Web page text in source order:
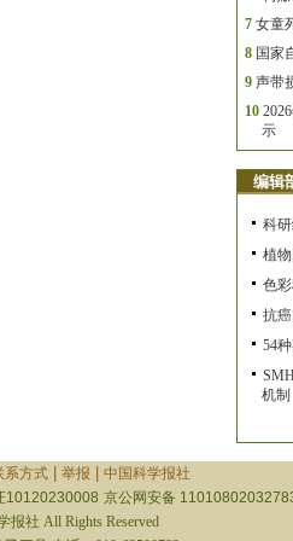
7 女童
8 国家
9 声带
10
示
编辑
科
植
色
抗
54
机制
系方式| 举报
中国科学报社
10120230008 京公网安备
报社 All Rights Reserved